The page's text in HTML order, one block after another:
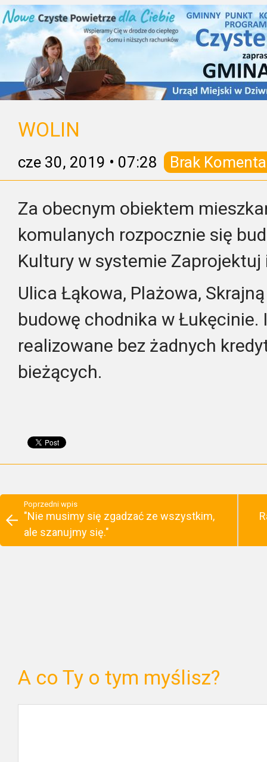
WOLIN
cze 30, 2019 • 07:28 Brak
Za obecnym obiektem
komulanych rozpocznie się
Kultury w systemie Zaprojektuj
Ulica Łąkowa, Plażowa,
budowę chodnika w Łukęcinie.
realizowane bez żadnych
bieżących.
Poprzedni wpis
"Nie musimy się zgadzać ze wszystkim,
ale szanujmy się."
A co Ty o tym myślisz?